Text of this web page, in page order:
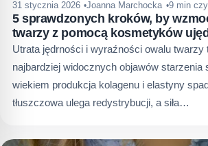
31 stycznia 2026 Joanna Marchocka 9 min
5 sprawdzonych kroków, by
twarzy z pomocą kosmetyków
Utrata jędrności i wyraźności owalu twarzy
najbardziej widocznych objawów starzenia
wiekiem produkcja kolagenu i elastyny
tłuszczowa ulega redystrybucji, a siła…